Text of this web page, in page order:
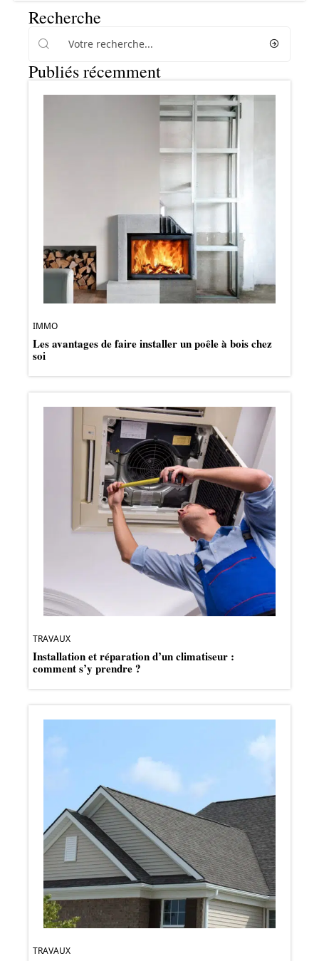
Recherche
Publiés récemment
IMMO
Les avantages de faire installer un poêle à bois chez
soi
TRAVAUX
Installation et réparation d’un climatiseur :
comment s’y prendre ?
TRAVAUX